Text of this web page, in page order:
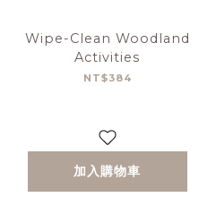
Wipe-Clean Woodland
Activities
NT$384
加入購物車